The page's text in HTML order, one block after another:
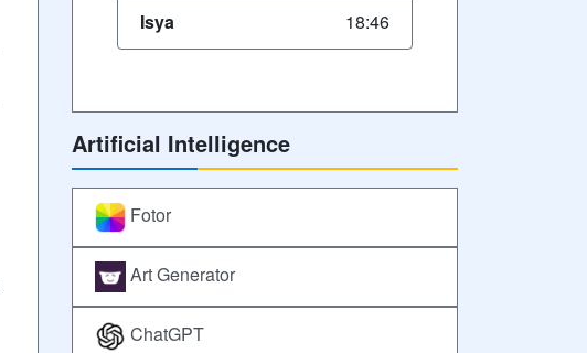
Isya 18:46
Artificial Intelligence
Fotor
Art Generator
ChatGPT